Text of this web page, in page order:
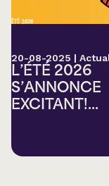
20-08-2025 |
L’ÉTÉ 2026
S’ANNONCE
EXCITANT!...